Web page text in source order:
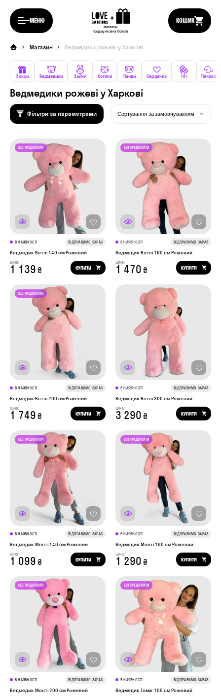
МЕНЮ
магазин
подарункових боксів
КОШИК
Магазин Ведмедики рожеві у Харкові
Бокси Ведмедики Зайки Котики Панди Сердечка 18+ Печиво
Ведмедики рожеві у Харкові
Фільтри за параметрами
В НАЯВНОСТІ ВІДПРАВИМО ЗАРАЗ
Ведмедик Ветлі 140 см Рожевий
ціна:
1 139 ₴ КУПИТИ
В НАЯВНОСТІ ВІДПРАВИМО ЗАРАЗ
Ведмедик Ветлі 160 см Рожевий
ціна:
1 470 ₴ КУПИТИ
В НАЯВНОСТІ ВІДПРАВИМО ЗАРАЗ
Ведмедик Ветлі 200 см Рожевий
ціна:
1 749 ₴ КУПИТИ
В НАЯВНОСТІ ВІДПРАВИМО ЗАРАЗ
Ведмедик Ветлі 300 см Рожевий
ціна:
3 290 ₴ КУПИТИ
В НАЯВНОСТІ ВІДПРАВИМО ЗАРАЗ
Ведмедик Монті 140 см Рожевий
ціна:
1 099 ₴ КУПИТИ
В НАЯВНОСТІ ВІДПРАВИМО ЗАРАЗ
Ведмедик Монті 160 см Рожевий
ціна:
1 290 ₴ КУПИТИ
В НАЯВНОСТІ ВІДПРАВИМО ЗАРАЗ
Ведмедик Монті 200 см Рожевий
В НАЯВНОСТІ ВІДПРАВИМО ЗАРАЗ
Ведмедик Томік 100 см Рожевий